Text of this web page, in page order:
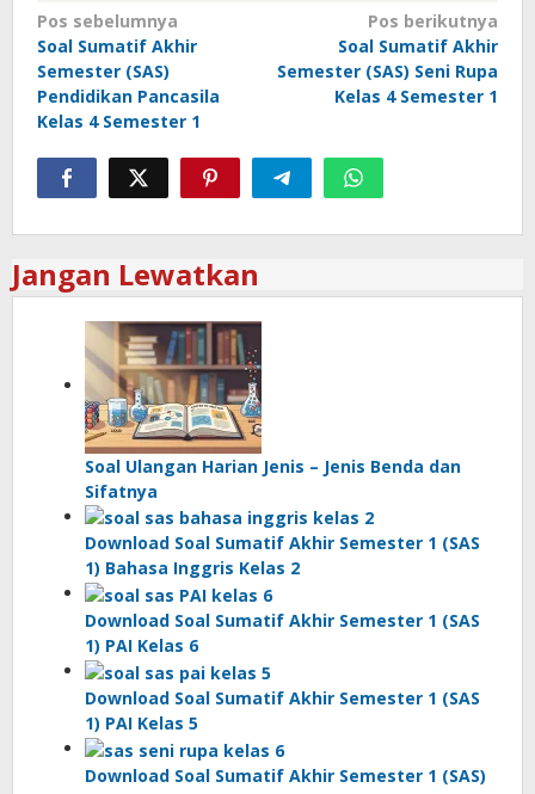
Navigasi
pos
Pos sebelumnya
Soal Sumatif Akhir
Semester (SAS)
Pendidikan Pancasila
Kelas 4 Semester 1
Pos berikutnya
Soal Sumatif Akhir
Semester (SAS) Seni Rupa
Kelas 4 Semester 1
Jangan Lewatkan
Soal Ulangan Harian Jenis – Jenis Benda dan
Sifatnya
Download Soal Sumatif Akhir Semester 1 (SAS
1) Bahasa Inggris Kelas 2
Download Soal Sumatif Akhir Semester 1 (SAS
1) PAI Kelas 6
Download Soal Sumatif Akhir Semester 1 (SAS
1) PAI Kelas 5
Download Soal Sumatif Akhir Semester 1 (SAS)